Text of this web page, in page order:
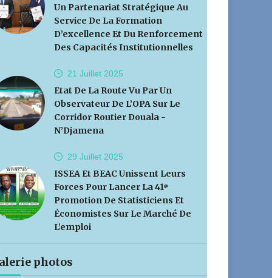
Un Partenariat Stratégique Au
Service De La Formation
D’excellence Et Du Renforcement
Des Capacités Institutionnelles
21 Juillet 2025
Etat De La Route Vu Par Un
Observateur De L’OPA Sur Le
Corridor Routier Douala -
N’Djamena
29 Juillet 2025
ISSEA Et BEAC Unissent Leurs
Forces Pour Lancer La 41ᵉ
Promotion De Statisticiens Et
Économistes Sur Le Marché De
L’emploi
photos